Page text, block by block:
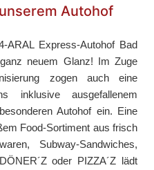
Autohof
ARAL Express-Autohof Bad
neuem Glanz! Im Zuge
zogen auch eine
inklusive ausgefallenem
Autohof ein. Eine
Food-Sortiment aus frisch
Subway-Sandwiches,
oder PIZZA´Z lädt